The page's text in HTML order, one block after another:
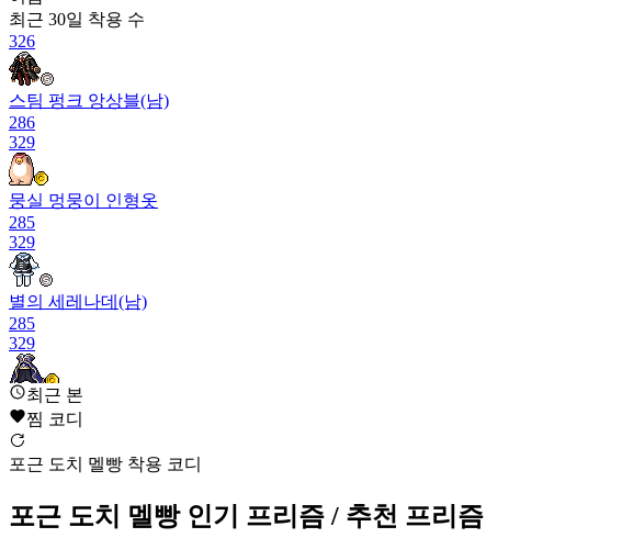
최근 30일 착용 수
326
스팀 펑크 앙상블(남)
286
329
뭉실 멍뭉이 인형옷
285
329
별의 세레나데(남)
285
329
다크 시그너스 드레스(여)
285
332
284
332
최근 본
찜 코디
포근 도치 멜빵 착용 코디
포근 도치 멜빵 인기 프리즘 / 추천 프리즘